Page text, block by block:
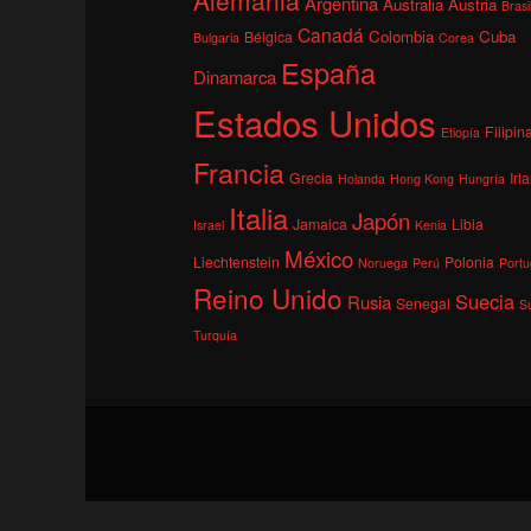
Brasil
Bulgaria Bélgica Canadá Colombia Corea Cuba
Dinamarca España
Estados Unidos Etiopía
Francia Grecia Holanda Hong Kong Hungría
Israel Italia Jamaica Japón Kenia Libia
Liechtenstein México Noruega Perú Polonia
Reino Unido Rusia Senegal Suecia
Turquía